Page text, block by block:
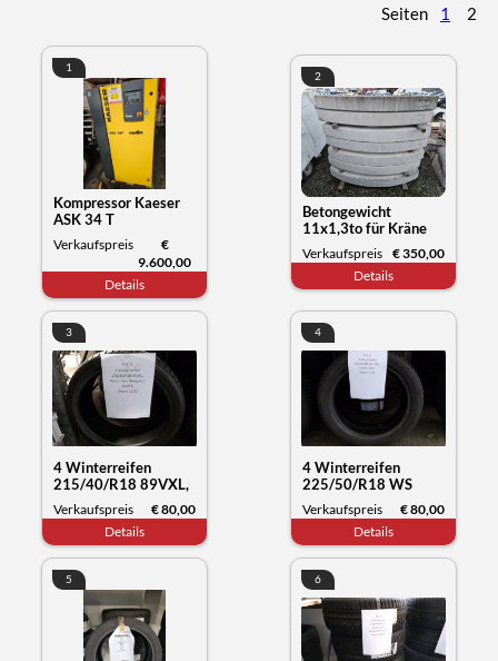
Seiten 1 2
1
Kompressor Kaeser
ASK 34 T
Verkaufspreis
€
9.600,00
Details
2
Betongewicht
11x1,3to für Kräne
oder anderes
Verkaufspreis € 350,00
Details
3
4 Winterreifen
215/40/R18 89VXL,
Nexen Tyre Winguard
Sport2, Datum 15/22
Verkaufspreis
€ 80,00
Details
4
4 Winterreifen
225/50/R18 WS
71XL, Kumho Tyre,
Datum, 37/22
Verkaufspreis
€ 80,00
Details
5 6